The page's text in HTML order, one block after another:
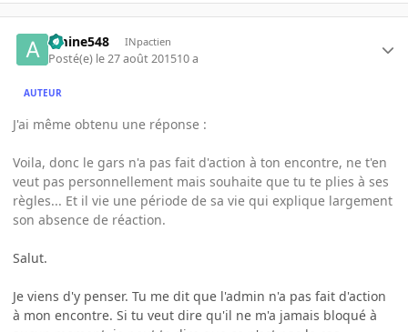
amine548 INpactien
Posté(e) le 27 août 201510 a
AUTEUR
J'ai même obtenu une réponse :
Voila, donc le gars n'a pas fait d'action à ton encontre, ne t'en
veut pas personnellement mais souhaite que tu te plies à ses
règles... Et il vie une période de sa vie qui explique largement
son absence de réaction.
Salut.
Je viens d'y penser. Tu me dit que l'admin n'a pas fait d'action
à mon encontre. Si tu veut dire qu'il ne m'a jamais bloqué à